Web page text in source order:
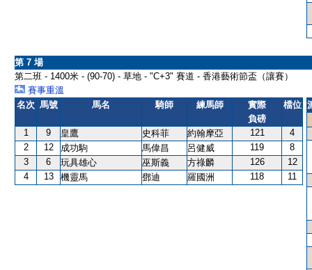
第 7 場
第二班 - 1400米 - (90-70) - 草地 - "C+3" 賽道 - 香港藝術節盃（讓賽）
賽事重溫
名次 馬號 馬名 騎師 練馬師
實際
負磅
檔位
1 9 皇鷹 史科菲 約翰摩亞 121
4
2
12 成功駒 馬偉昌 呂健威 119
8
3
6 玩具雄心 巫斯義 方祿麟 126
12
4
13 機靈馬 鄧迪 羅國洲 118 11